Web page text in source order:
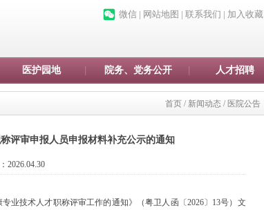
微信 | 网站地图 | 联系我们 | 加入收藏
医护园地 院务、党务公开 人才招聘
首页 / 新闻动态 / 医院公告
评审申报人员申报材料补充公示的通知
2026.04.30
业技术人才职称评审工作的通知》 （粤卫人函〔2026〕13号） 文